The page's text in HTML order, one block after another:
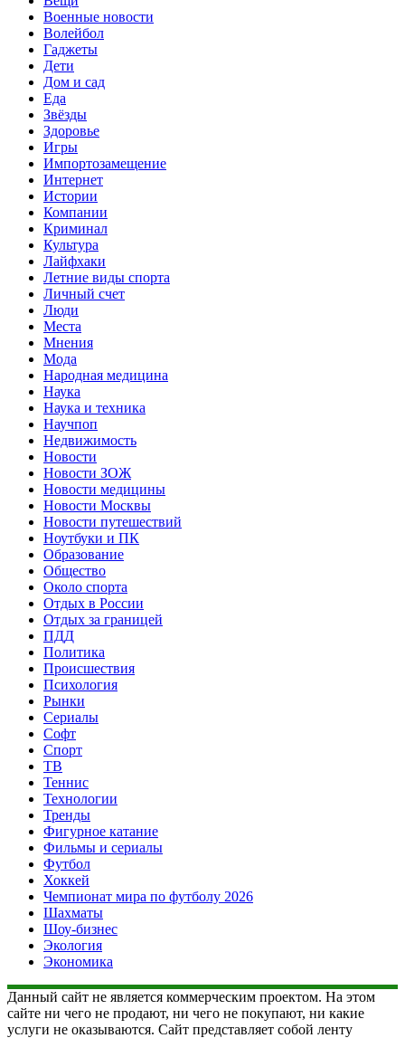
Военные новости
Волейбол
Гаджеты
Дети
Дом и сад
Еда
Звёзды
Здоровье
Игры
Импортозамещение
Интернет
Истории
Компании
Криминал
Культура
Лайфхаки
Летние виды спорта
Личный счет
Люди
Места
Мнения
Мода
Народная медицина
Наука
Наука и техника
Научпоп
Недвижимость
Новости
Новости ЗОЖ
Новости медицины
Новости Москвы
Новости путешествий
Ноутбуки и ПК
Образование
Общество
Около спорта
Отдых в России
Отдых за границей
ПДД
Политика
Происшествия
Психология
Рынки
Сериалы
Софт
Спорт
ТВ
Теннис
Технологии
Тренды
Фигурное катание
Фильмы и сериалы
Футбол
Хоккей
Чемпионат мира по футболу 2026
Шахматы
Шоу-бизнес
Экология
Экономика
Данный сайт не является коммерческим проектом. На этом
сайте ни чего не продают, ни чего не покупают, ни какие
услуги не оказываются. Сайт представляет собой ленту